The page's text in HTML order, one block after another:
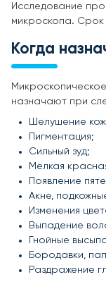
Исследование
микроскопа. Срок
Когда
назначают при
Шелушение
Пигментация;
Сильный зуд;
Мелкая
Появление
Акне,
Изменения
Выпадение
Гнойные
Бородавки,
Раздражение